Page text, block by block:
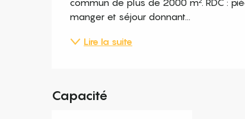
manger et séjour donnant...
Lire la suite
Capacité